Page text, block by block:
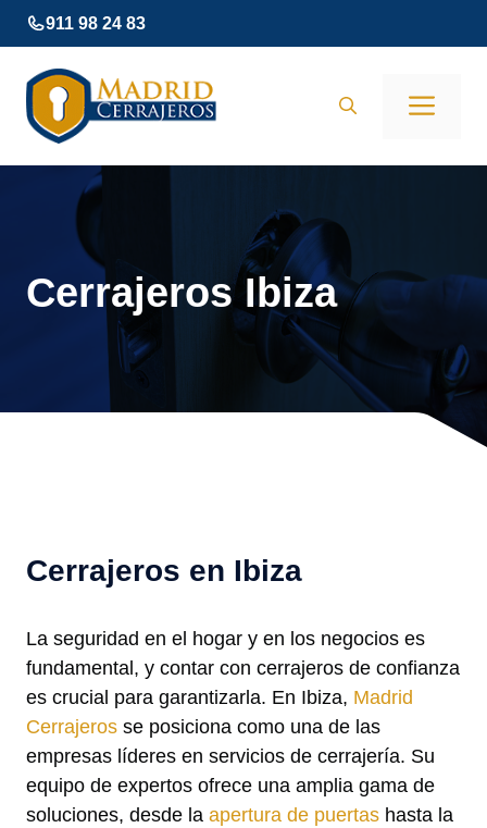
Saltar
al
contenido
911 98 24 83
Cerrajeros Ibiza
Cerrajeros en Ibiza
La seguridad en el hogar y en los negocios es
fundamental, y contar con cerrajeros de confianza
es crucial para garantizarla. En Ibiza, Madrid
Cerrajeros se posiciona como una de las
empresas líderes en servicios de cerrajería. Su
equipo de expertos ofrece una amplia gama de
soluciones, desde la apertura de puertas hasta la